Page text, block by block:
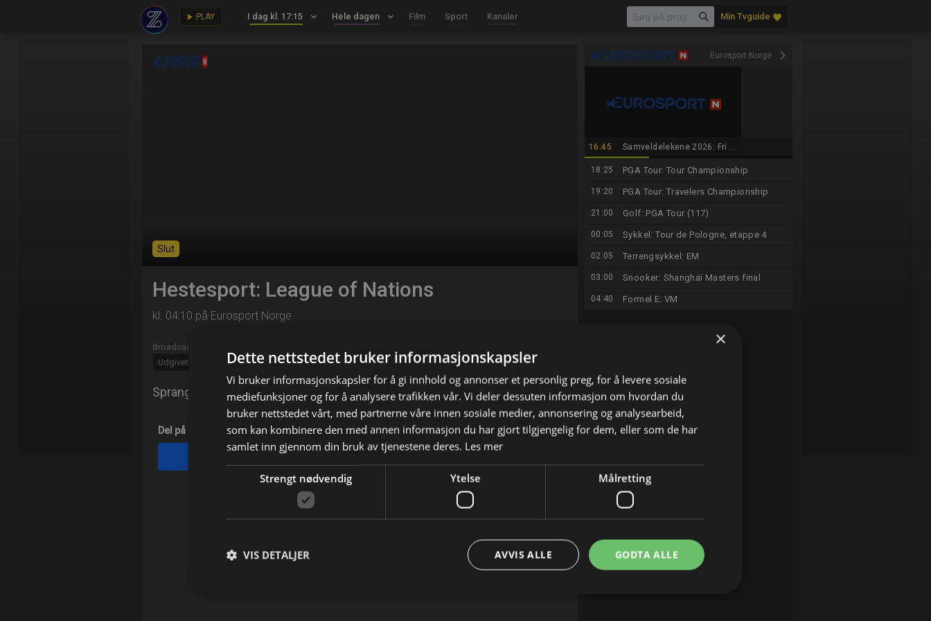
play_arrow PLAY I dag kl. 17:15 keyboard_arrow_down Hele dagen keyboard_arrow_down Film Sport Kanaler Min Tvguide favorite
Slut
Hestesport: League of Nations
kl. 04:10 på Eurosport Norge
Broadcast info
Udgivet:
Sprangridning i nasjonsturneringen fra Rotterdam, Nederland.
Del på
Eurosport Norge keyboard_arrow_right
16:45 Samveldelekene 2026: Fri ...
18:25 PGA Tour: Tour Championship
19:20 PGA Tour: Travelers Championship
21:00 Golf: PGA Tour (117)
00:05 Sykkel: Tour de Pologne, etappe 4
02:05 Terrengsykkel: EM
03:00 Snooker: Shanghai Masters final
04:40 Formel E: VM
×
Dette nettstedet bruker informasjonskapsler
Vi bruker informasjonskapsler for å gi innhold og annonser et personlig preg, for å levere sosiale
mediefunksjoner og for å analysere trafikken vår. Vi deler dessuten informasjon om hvordan du
bruker nettstedet vårt, med partnerne våre innen sosiale medier, annonsering og analysearbeid,
som kan kombinere den med annen informasjon du har gjort tilgjengelig for dem, eller som de har
samlet inn gjennom din bruk av tjenestene deres. Les mer
Strengt nødvendig Ytelse Målretting
GODTA ALLE
AVVIS ALLE
VIS DETALJER